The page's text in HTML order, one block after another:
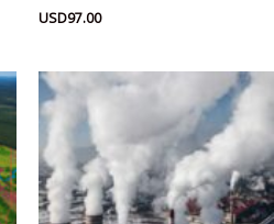
USD97.00